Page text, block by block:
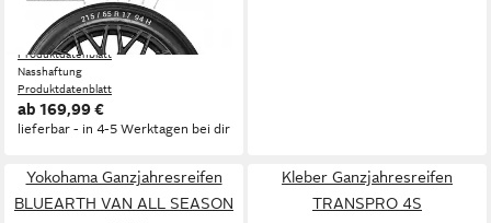
Ausführungen erhältlich
Kraftstoffeffizienz
Produktdatenblatt
Nasshaftung
Produktdatenblatt
ab 169,99 €
lieferbar - in 4-5 Werktagen bei dir
Yokohama Ganzjahresreifen
BLUEARTH VAN ALL SEASON
Kleber Ganzjahresreifen
TRANSPRO 4S